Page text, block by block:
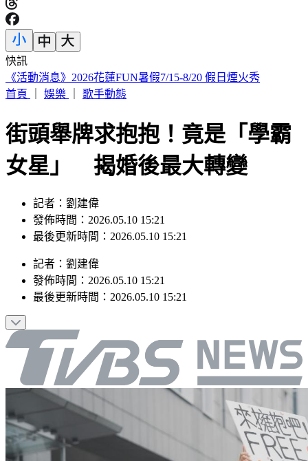
快訊
輕度颱風「琵鷺」生成！洋面三颱共舞 最新路徑曝
首頁
娛樂 歌手動態
街頭舉牌求抱抱！竟是「學霸
女星」 揭婚後最大轉變
記者：劉建偉
發佈時間：2026.05.10 15:21
最後更新時間：2026.05.10 15:21
記者 ： 劉建偉
發佈時間： 2026.05.10 15:21
最後更新時間： 2026.05.10 15:21